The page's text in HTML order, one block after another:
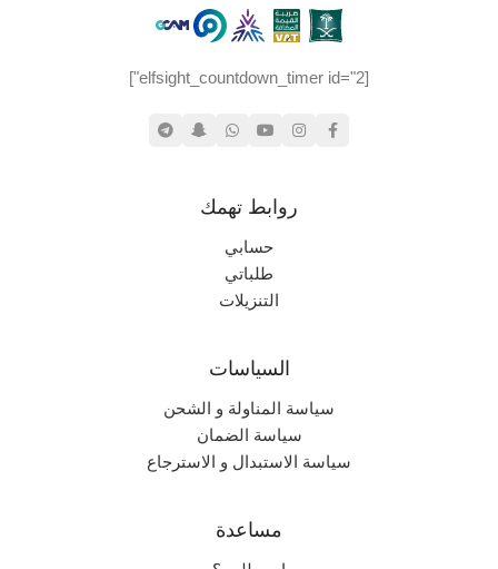
[elfsight_countdown_timer id="2"]
روابط تهمك
حسابي
طلباتي
التنزيلات
السياسات
سياسة المناولة و الشحن
سياسة الضمان
سياسة الاستبدال و الاسترجاع
مساعدة